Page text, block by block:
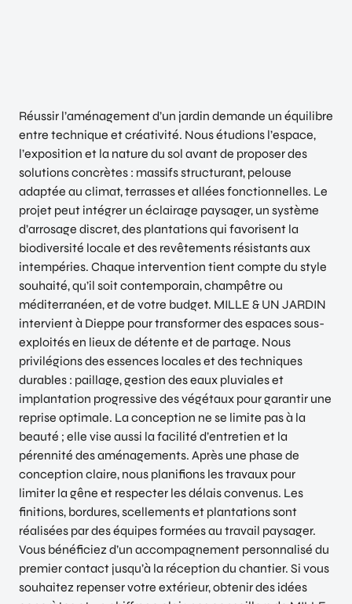
Réussir l’aménagement d’un jardin demande un équilibre
entre technique et créativité. Nous étudions l’espace,
l’exposition et la nature du sol avant de proposer des
solutions concrètes : massifs structurant, pelouse
adaptée au climat, terrasses et allées fonctionnelles. Le
projet peut intégrer un éclairage paysager, un système
d’arrosage discret, des plantations qui favorisent la
biodiversité locale et des revêtements résistants aux
intempéries. Chaque intervention tient compte du style
souhaité, qu’il soit contemporain, champêtre ou
méditerranéen, et de votre budget. MILLE & UN JARDIN
intervient à Dieppe pour transformer des espaces sous-
exploités en lieux de détente et de partage. Nous
privilégions des essences locales et des techniques
durables : paillage, gestion des eaux pluviales et
implantation progressive des végétaux pour garantir une
reprise optimale. La conception ne se limite pas à la
beauté ; elle vise aussi la facilité d’entretien et la
pérennité des aménagements. Après une phase de
conception claire, nous planifions les travaux pour
limiter la gêne et respecter les délais convenus. Les
finitions, bordures, scellements et plantations sont
réalisées par des équipes formées au travail paysager.
Vous bénéficiez d’un accompagnement personnalisé du
premier contact jusqu’à la réception du chantier. Si vous
souhaitez repenser votre extérieur, obtenir des idées